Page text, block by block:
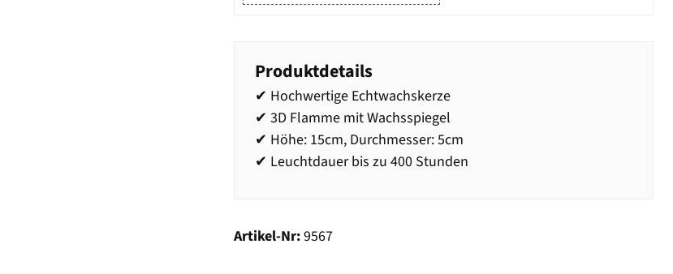
Produktdetails
✔ Hochwertige Echtwachskerze
✔ 3D Flamme mit Wachsspiegel
✔ Höhe: 15cm, Durchmesser: 5cm
✔ Leuchtdauer bis zu 400 Stunden
Artikel-Nr:9567